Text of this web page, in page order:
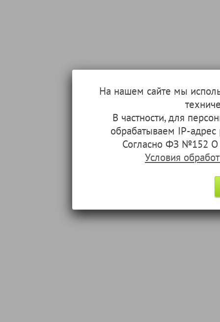
На нашем сайте мы
В частности, для
обрабатываем IP-
Согласно ФЗ №152 О
Условия